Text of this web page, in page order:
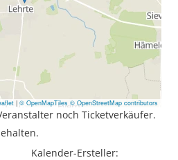
| © OpenMapTiles © OpenStreetMap contributors
noch Ticketverkäufer.
Kalender-Ersteller: